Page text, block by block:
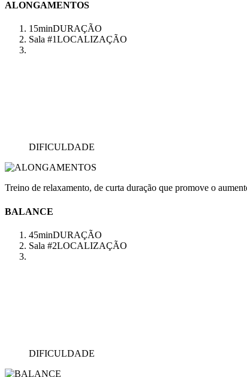
ALONGAMENTOS
15minDURAÇÃO
Sala #1LOCALIZAÇÃO
DIFICULDADE
Treino de relaxamento, de curta duração que promove o
BALANCE
45minDURAÇÃO
Sala #2LOCALIZAÇÃO
DIFICULDADE